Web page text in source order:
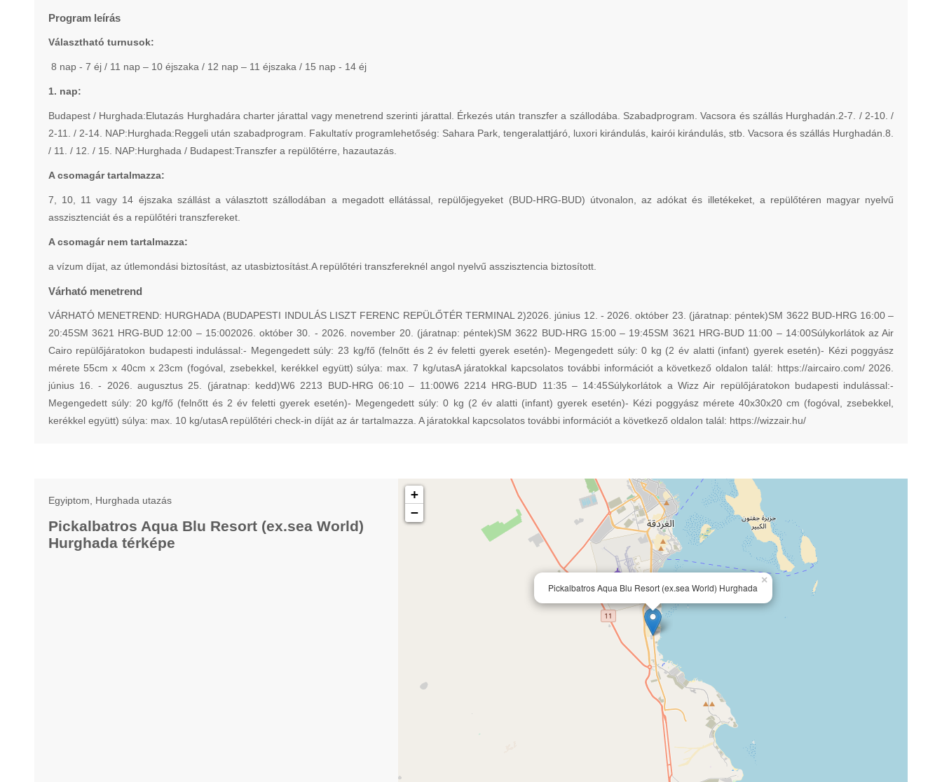
Program leírás
Választható turnusok:
8 nap - 7 éj / 11 nap – 10 éjszaka / 12 nap – 11 éjszaka / 15 nap - 14 éj
1. nap:
Budapest / Hurghada:Elutazás Hurghadára charter járattal vagy menetrend szerinti járattal. Érkezés után transzfer a szállodába. Szabadprogram. Vacsora és szállás Hurghadán.2-7. / 2-10. /
2-11. / 2-14. NAP:Hurghada:Reggeli után szabadprogram. Fakultatív programlehetőség: Sahara Park, tengeralattjáró, luxori kirándulás, kairói kirándulás, stb. Vacsora és szállás Hurghadán.8.
/ 11. / 12. / 15. NAP:Hurghada / Budapest:Transzfer a repülőtérre, hazautazás.
A csomagár tartalmazza:
7, 10, 11 vagy 14 éjszaka szállást a választott szállodában a megadott ellátással, repülőjegyeket (BUD-HRG-BUD) útvonalon, az adókat és illetékeket, a repülőtéren magyar nyelvű
asszisztenciát és a repülőtéri transzfereket.
A csomagár nem tartalmazza:
a vízum díjat, az útlemondási biztosítást, az utasbiztosítást.A repülőtéri transzfereknél angol nyelvű asszisztencia biztosított.
Várható menetrend
VÁRHATÓ MENETREND: HURGHADA (BUDAPESTI INDULÁS LISZT FERENC REPÜLŐTÉR TERMINAL 2)2026. június 12. - 2026. október 23. (járatnap: péntek)SM 3622 BUD-HRG 16:00 –
20:45SM 3621 HRG-BUD 12:00 – 15:002026. október 30. - 2026. november 20. (járatnap: péntek)SM 3622 BUD-HRG 15:00 – 19:45SM 3621 HRG-BUD 11:00 – 14:00Súlykorlátok az Air
Cairo repülőjáratokon budapesti indulással:- Megengedett súly: 23 kg/fő (felnőtt és 2 év feletti gyerek esetén)- Megengedett súly: 0 kg (2 év alatti (infant) gyerek esetén)- Kézi poggyász
mérete 55cm x 40cm x 23cm (fogóval, zsebekkel, kerékkel együtt) súlya: max. 7 kg/utasA járatokkal kapcsolatos további információt a következő oldalon talál: https://aircairo.com/ 2026.
június 16. - 2026. augusztus 25. (járatnap: kedd)W6 2213 BUD-HRG 06:10 – 11:00W6 2214 HRG-BUD 11:35 – 14:45Súlykorlátok a Wizz Air repülőjáratokon budapesti indulással:-
Megengedett súly: 20 kg/fő (felnőtt és 2 év feletti gyerek esetén)- Megengedett súly: 0 kg (2 év alatti (infant) gyerek esetén)- Kézi poggyász mérete 40x30x20 cm (fogóval, zsebekkel,
kerékkel együtt) súlya: max. 10 kg/utasA repülőtéri check-in díját az ár tartalmazza. A járatokkal kapcsolatos további információt a következő oldalon talál: https://wizzair.hu/
Egyiptom, Hurghada utazás
Pickalbatros Aqua Blu Resort (ex.sea World)
Hurghada térképe
Pickalbatros Aqua Blu Resort (ex.sea World) Hurghada
×
+
−